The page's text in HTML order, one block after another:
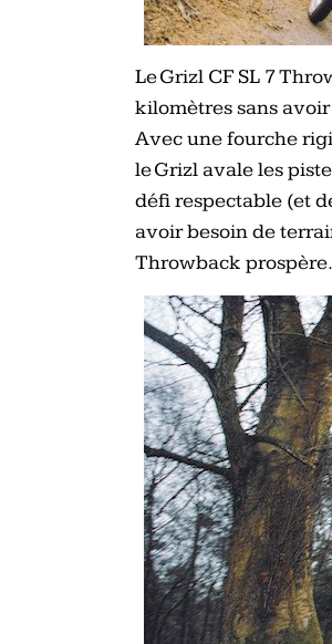
Le Grizl CF SL 7
kilomètres sans
Avec une fourche
le Grizl avale les
défi respectable (et
avoir besoin de
Throwback prospère.